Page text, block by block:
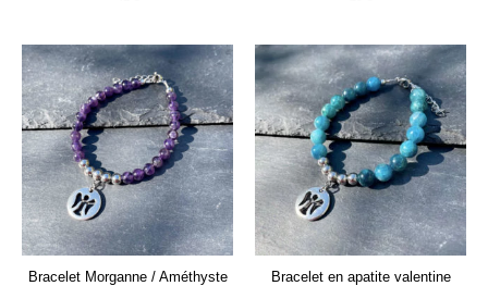
Bracelet Morganne / Améthyste Bracelet en apatite valentine